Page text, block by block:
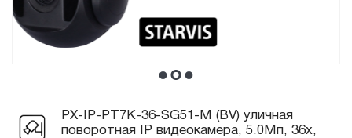
PX-IP-PT7K-36-SG51-M (BV) уличная
поворотная IP видеокамера, 5.0Мп, 36x,